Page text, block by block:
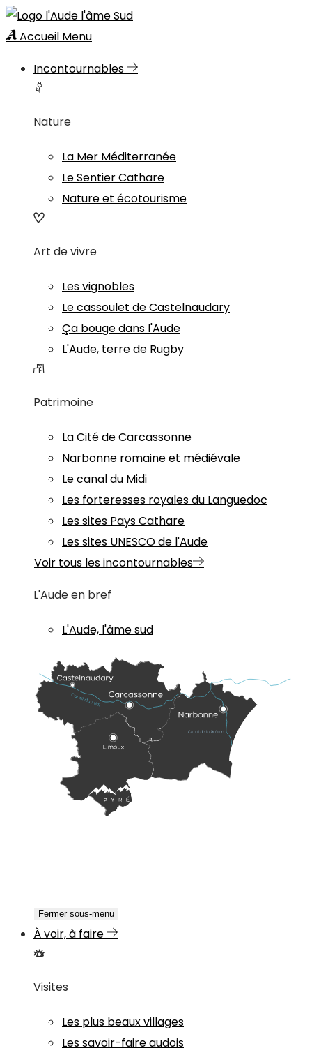
Accueil Menu
Incontournables
Nature
La Mer Méditerranée
Le Sentier Cathare
Nature et écotourisme
Art de vivre
Les vignobles
Le cassoulet de Castelnaudary
Ça bouge dans l'Aude
L'Aude, terre de Rugby
Patrimoine
La Cité de Carcassonne
Narbonne romaine et médiévale
Le canal du Midi
Les forteresses royales du Languedoc
Les sites Pays Cathare
Les sites UNESCO de l'Aude
Voir tous les incontournables
L'Aude en bref
L'Aude, l'âme sud
Fermer sous-menu
À voir, à faire
Visites
Les plus beaux villages
Les savoir-faire audois